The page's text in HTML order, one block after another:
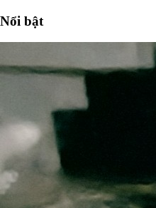
Nổi bật